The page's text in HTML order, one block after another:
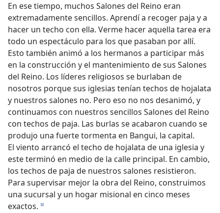
En ese tiempo, muchos Salones del Reino eran
extremadamente sencillos. Aprendí a recoger paja y a
hacer un techo con ella. Verme hacer aquella tarea era
todo un espectáculo para los que pasaban por allí.
Esto también animó a los hermanos a participar más
en la construcción y el mantenimiento de sus Salones
del Reino. Los líderes religiosos se burlaban de
nosotros porque sus iglesias tenían techos de hojalata
y nuestros salones no. Pero eso no nos desanimó, y
continuamos con nuestros sencillos Salones del Reino
con techos de paja. Las burlas se acabaron cuando se
produjo una fuerte tormenta en Bangui, la capital.
El viento arrancó el techo de hojalata de una iglesia y
este terminó en medio de la calle principal. En cambio,
los techos de paja de nuestros salones resistieron.
Para supervisar mejor la obra del Reino, construimos
una sucursal y un hogar misional en cinco meses
exactos. d